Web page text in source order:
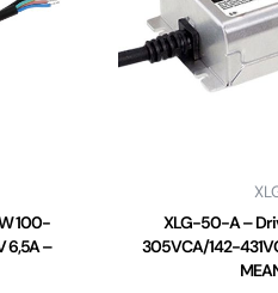
100-
6,5A –
XLG-50-A –
305VCA/142-